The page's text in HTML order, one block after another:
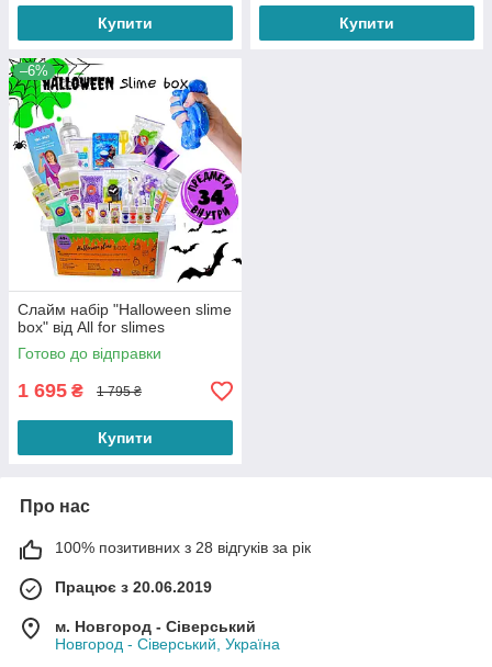
Купити Купити
–6%
Слайм набір "Halloween slime
box" від All for slimes
Готово до відправки
1 695 ₴ 1 795 ₴
Купити
Про нас
100% позитивних з 28 відгуків за рік
Працює з 20.06.2019
м. Новгород - Сіверський
Новгород - Сіверський, Україна